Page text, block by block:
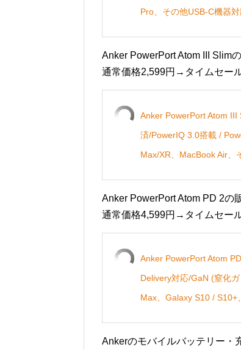
Pro、その他USB-C機器
Anker PowerPort Atom III Slim
通常価格2,599円→タイムセー
Anker PowerPort Atom III
済/PowerIQ 3.0搭載 /
Max/XR、MacBook Air、
Anker PowerPort Atom PD 2の
通常価格4,599円→タイムセー
Anker PowerPort Atom
Delivery対応/GaN (窒化
Max、Galaxy S10 / S10+
Ankerのモバイルバッテリー・